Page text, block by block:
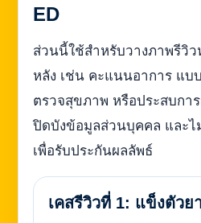
ED
ส่วนนี้ใช้สำหรับวางภาพรีวิ
หลัง เช่น คะแนนอาการ แบ
ตรวจสุขภาพ หรือประสบกา
ปิดบังข้อมูลส่วนบุคคล และ
เพื่อรับประกันผลลัพธ์
เคสรีวิวที่ 1: แข็งตัวย